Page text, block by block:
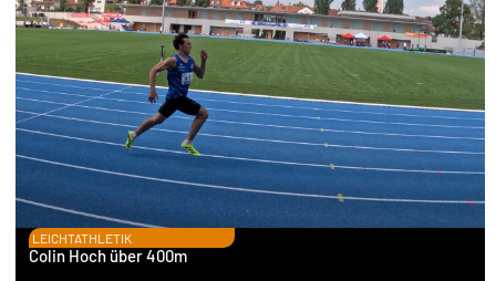
LEICHTATHLETIK
Colin Hoch über 400m